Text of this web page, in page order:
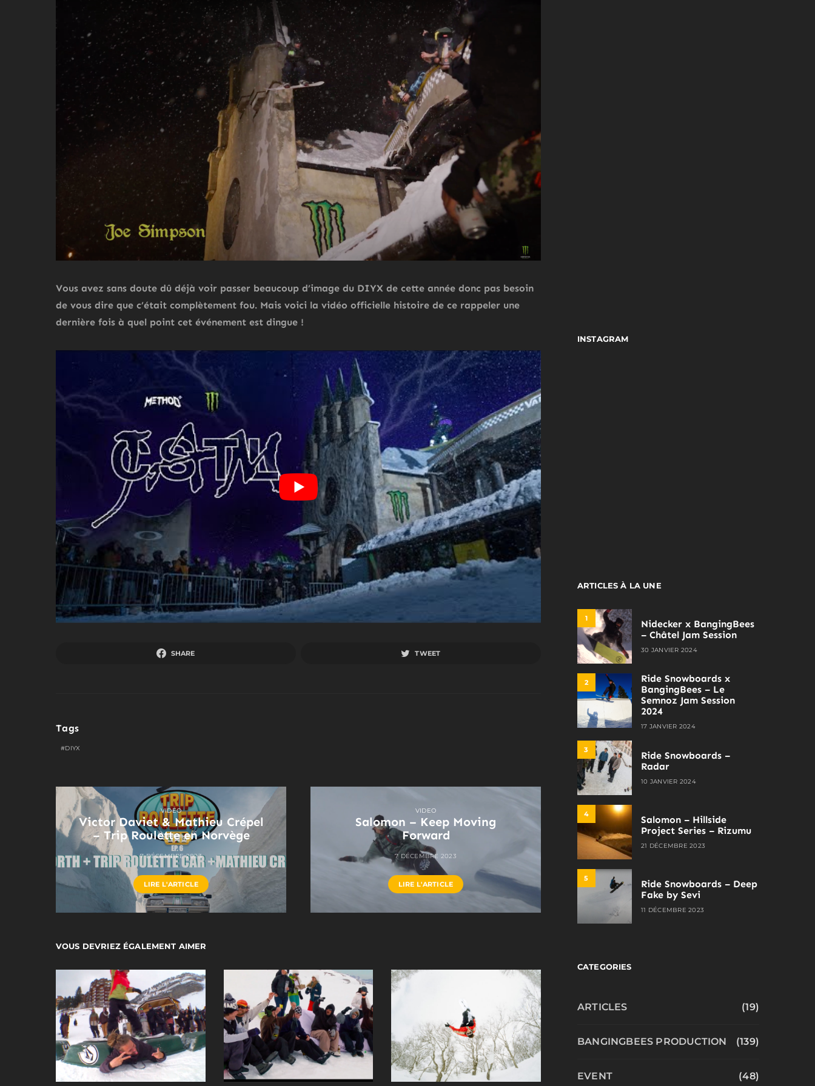
Vous avez sans doute dû déjà voir passer beaucoup d’image du DIYX de cette année donc pas besoin
de vous dire que c’était complètement fou. Mais voici la vidéo officielle histoire de ce rappeler une
dernière fois à quel point cet événement est dingue !
SHARE TWEET
Tags
DIYX
VIDEO
Victor Daviet & Mathieu Crépel
– Trip Roulette en Norvège
7 DÉCEMBRE 2023
LIRE L'ARTICLE
VIDEO
Salomon – Keep Moving
Forward
7 DÉCEMBRE 2023
LIRE L'ARTICLE
VOUS DEVRIEZ ÉGALEMENT AIMER
INSTAGRAM
ARTICLES À LA UNE
1
Nidecker x BangingBees
– Châtel Jam Session
30 JANVIER 2024
2
Ride Snowboards x
BangingBees – Le
Semnoz Jam Session
2024
17 JANVIER 2024
3
Ride Snowboards –
Radar
10 JANVIER 2024
4
Salomon – Hillside
Project Series – Rizumu
21 DÉCEMBRE 2023
5
Ride Snowboards – Deep
Fake by Sevi
11 DÉCEMBRE 2023
CATEGORIES
ARTICLES (19)
BANGINGBEES PRODUCTION (139)
EVENT (48)